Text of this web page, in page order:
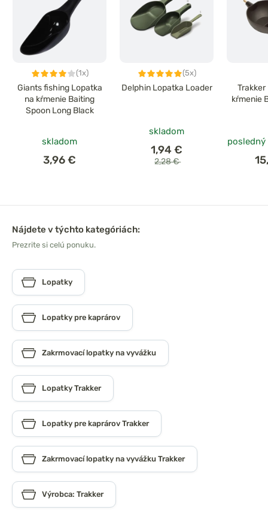
(1x)
Giants fishing Lopatka
na kŕmenie Baiting
Spoon Long Black
skladom
3,96 €
(5x)
Delphin Lopatka Loader
skladom
1,94 €
2,28 €
kŕmenie
Nájdete v týchto kategóriách:
Prezrite si celú ponuku.
Lopatky
Lopatky pre kaprárov
Zakrmovací lopatky na vyvážku
Lopatky Trakker
Lopatky pre kaprárov Trakker
Zakrmovací lopatky na vyvážku Trakker
Výrobca: Trakker